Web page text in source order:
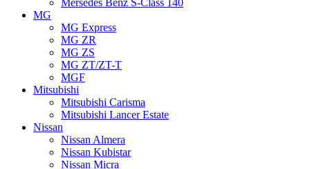
MG
MG Express
MG ZR
MG ZS
MG ZT/ZT-T
MGF
Mitsubishi
Mitsubishi Carisma
Mitsubishi Lancer Estate
Nissan
Nissan Almera
Nissan Kubistar
Nissan Micra